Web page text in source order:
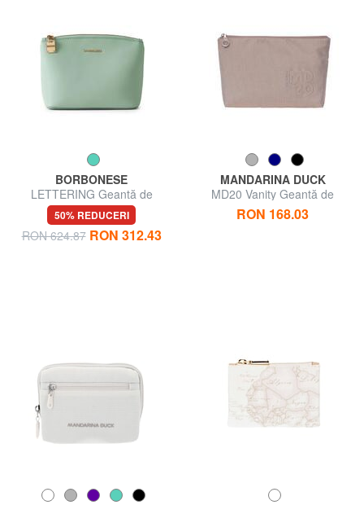
BORBONESE
LETTERING Geantă de
toaletă din piele
50% REDUCERI
RON 624.87 RON 312.43
MANDARINA DUCK
MD20 Vanity Geantă de
ambreiaj manual
RON 168.03